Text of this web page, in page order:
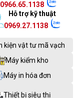
0966.65.1138
Hỗ trợ kỹ thuật
0969.27.1138
kiện vật tư mã vạch
Máy kiểm kho
Máy in hóa đơn
Thiết bị siêu thị